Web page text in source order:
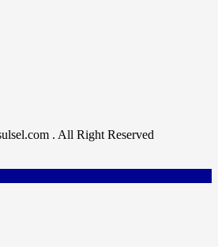
. All Right Reserved